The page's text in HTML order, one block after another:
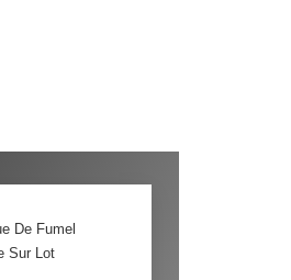
De Fumel
Sur Lot